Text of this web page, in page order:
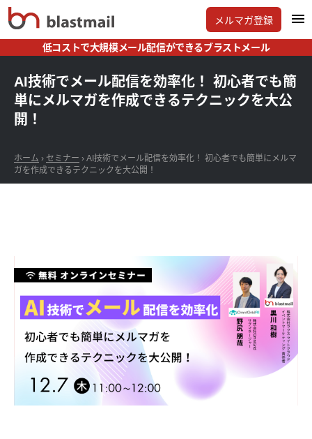
メルマガ登録
低コストで大規模メール配信ができるブラストメール
AI技術でメール配信を効率化！ 初心者でも簡
単にメルマガを作成できるテクニックを大公
開！
ホーム › セミナー › AI技術でメール配信を効率化！ 初心者でも簡単にメルマ
ガを作成できるテクニックを大公開！